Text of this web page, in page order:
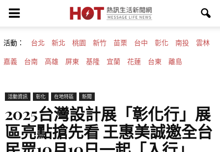
活動： 台北 新北 桃園 新竹 苗栗 台中 彰化 南投 雲林
嘉義 台南 高雄 屏東 基隆 宜蘭 花蓮 台東 離島
活動資訊 彰化 在地特區 新聞
2025台灣設計展「彰化行」展
區亮點搶先看 王惠美誠邀全台